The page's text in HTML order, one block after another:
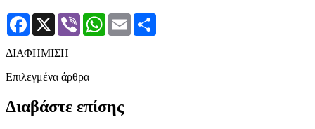
Facebook
X Viber WhatsApp
Email
ΔΙΑΦΗΜΙΣΗ
Επιλεγμένα άρθρα
Διαβάστε επίσης